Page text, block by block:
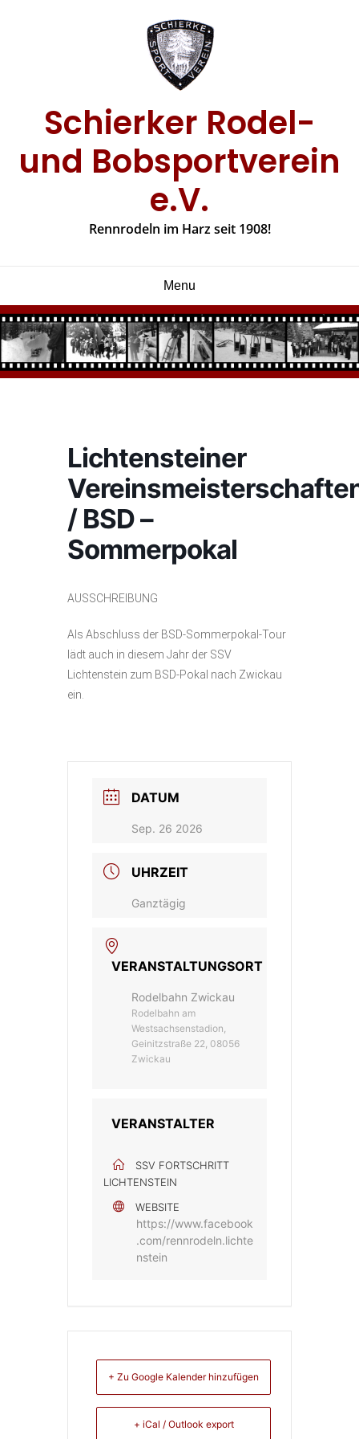
Schierker Rodel-
und Bobsportverein
e.V.
Rennrodeln im Harz seit 1908!
Menu
Lichtensteiner
/ BSD –
Sommerpokal
AUSSCHREIBUNG
Als Abschluss der BSD-Sommerpokal-Tour
lädt auch in diesem Jahr der SSV
Lichtenstein zum BSD-Pokal nach Zwickau
ein.
DATUM
Sep. 26 2026
UHRZEIT
Ganztägig
VERANSTALTUNGSORT
Rodelbahn Zwickau
Rodelbahn am
Westsachsenstadion,
Geinitzstraße 22, 08056
Zwickau
VERANSTALTER
SSV FORTSCHRITT
LICHTENSTEIN
WEBSITE
https://www.facebook
.com/rennrodeln.lichte
nstein
+ Zu Google Kalender hinzufügen
+ iCal / Outlook export